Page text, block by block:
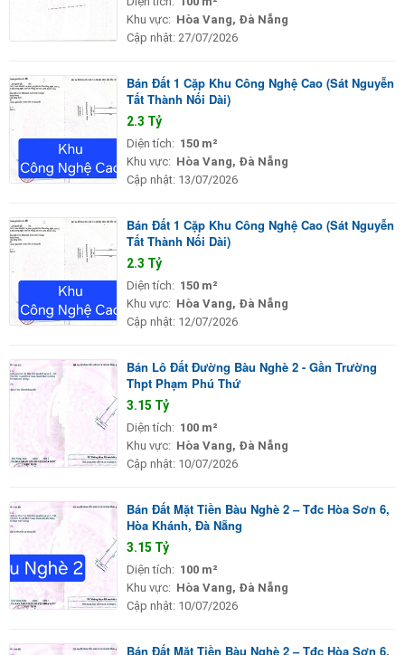
Khu vực: Hòa Vang, Đà Nẵng
Cập nhật: 27/07/2026
Bán Đất 1 Cặp Khu Công Nghệ Cao (Sát Nguyễn
Tất Thành Nối Dài)
2.3 Tỷ
Diện tích: 150 m²
Khu vực: Hòa Vang, Đà Nẵng
Cập nhật: 13/07/2026
Bán Đất 1 Cặp Khu Công Nghệ Cao (Sát Nguyễn
Tất Thành Nối Dài)
2.3 Tỷ
Diện tích: 150 m²
Khu vực: Hòa Vang, Đà Nẵng
Cập nhật: 12/07/2026
Bán Lô Đất Đường Bàu Nghè 2 - Gần Trường
Thpt Phạm Phú Thứ
3.15 Tỷ
Diện tích: 100 m²
Khu vực: Hòa Vang, Đà Nẵng
Cập nhật: 10/07/2026
Bán Đất Mặt Tiền Bàu Nghè 2 – Tđc Hòa Sơn 6,
Hòa Khánh, Đà Nẵng
3.15 Tỷ
Diện tích: 100 m²
Khu vực: Hòa Vang, Đà Nẵng
Cập nhật: 10/07/2026
Bán Đất Mặt Tiền Bàu Nghè 2 – Tđc Hòa Sơn 6,